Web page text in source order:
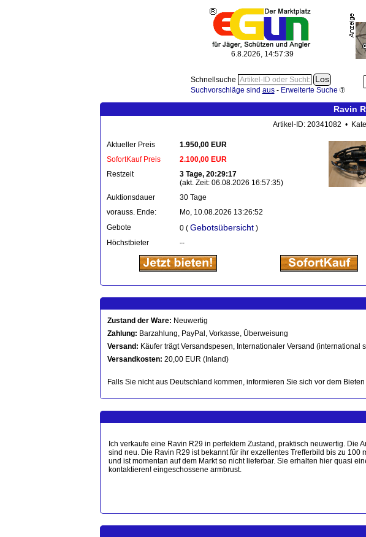
6.8.2026, 14:57:40
Schnellsuche
Suchvorschläge sind aus- Erweiterte Suche
Ravin
Artikel-ID: 20341082 •
Aktueller Preis
1.950,00 EUR
SofortKauf Preis
2.100,00 EUR
Restzeit
3 Tage, 20:29:17
(akt. Zeit: 06.08.2026 16:57:35)
Auktionsdauer
30 Tage
vorauss. Ende:
Mo, 10.08.2026 13:26:52
Gebote
0 ( Gebotsübersicht )
Höchstbieter
--
Zustand der Ware: Neuwertig
Zahlung: Barzahlung, PayPal, Vorkasse, Überweisung
Versand: Käufer trägt Versandspesen, Internationaler Versand (international
Versandkosten: 20,00 EUR (Inland)
Falls Sie nicht aus Deutschland kommen, informieren Sie sich vor dem
Ich verkaufe eine Ravin R29 in perfektem Zustand, praktisch neuwertig.
sind neu. Die Ravin R29 ist bekannt für ihr exzellentes Trefferbild bis zu
und ist momentan auf dem Markt so nicht lieferbar. Sie erhalten hier quasi
kontaktieren! eingeschossene armbrust.